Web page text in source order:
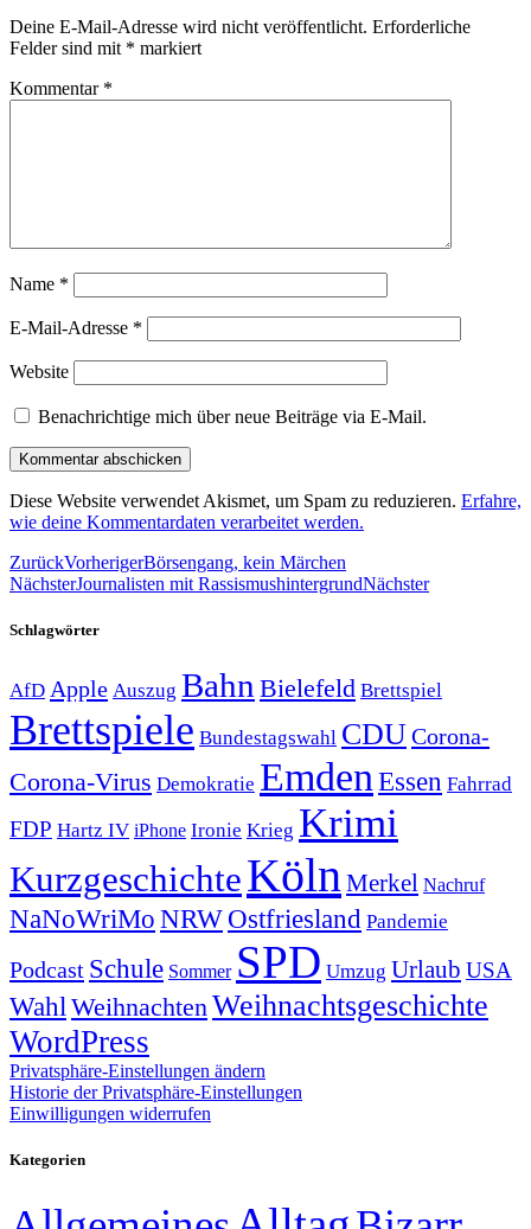
Deine E-Mail-Adresse wird nicht veröffentlicht. Erforderliche
Felder sind mit * markiert
Kommentar *
Name *
E-Mail-Adresse *
Website
Benachrichtige mich über neue Beiträge via E-Mail.
Diese Website verwendet Akismet, um Spam zu reduzieren. Erfahre,
wie deine Kommentardaten verarbeitet werden.
ZurückVorherigerBörsengang, kein Märchen
NächsterJournalisten mit RassismushintergrundNächster
Schlagwörter
AfD Apple Auszug Bahn Bielefeld Brettspiel
Brettspiele Bundestagswahl CDUCorona-
Corona-Virus Demokratie Emden Essen Fahrrad
FDP Hartz IV iPhone Ironie Krieg Krimi
KurzgeschichteKölnMerkel Nachruf
NaNoWriMo NRWOstfriesland Pandemie
Podcast Schule Sommer SPD Umzug Urlaub USA
WahlWeihnachtenWeihnachtsgeschichte
WordPress
Privatsphäre-Einstellungen ändern
Historie der Privatsphäre-Einstellungen
Einwilligungen widerrufen
Kategorien